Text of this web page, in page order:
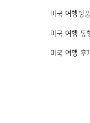
미국 여행상품
미국 여행 동
미국 여행 후기